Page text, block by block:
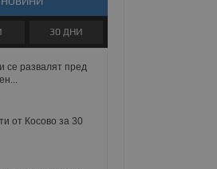
30 ДНИ
се развалят пред
от Косово за 30